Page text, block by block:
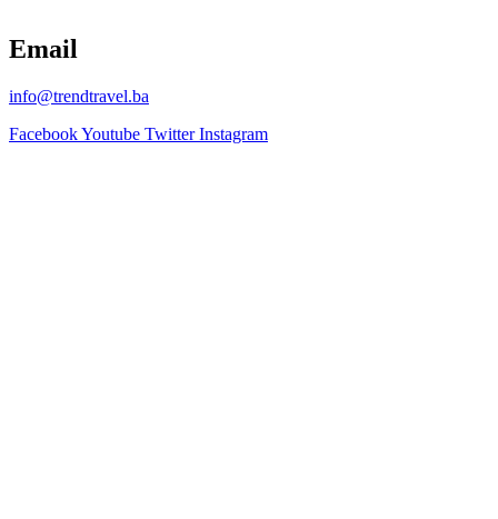
Email
info@trendtravel.ba
FacebookYoutube Twitter Instagram